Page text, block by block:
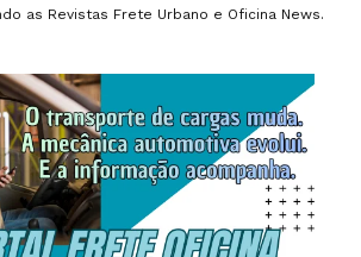
as Revistas Frete Urbano e Oficina News.